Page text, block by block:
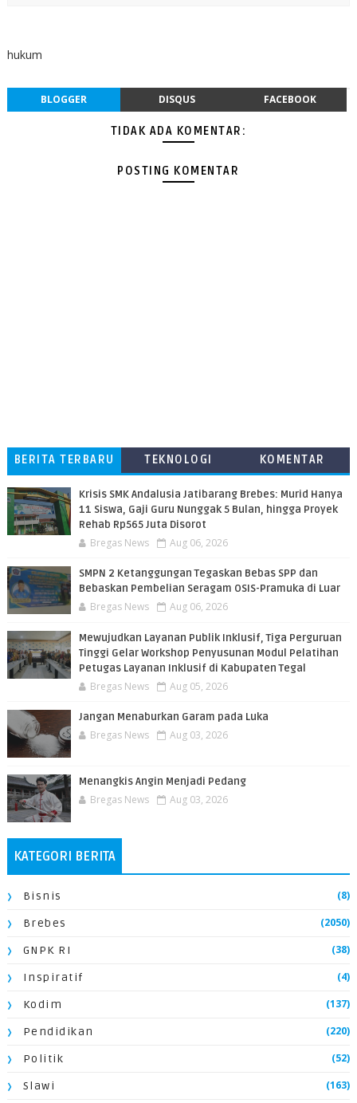
hukum
BLOGGER DISQUS FACEBOOK
TIDAK ADA KOMENTAR:
POSTING KOMENTAR
BERITA TERBARU TEKNOLOGI
KOMENTAR
Krisis SMK Andalusia Jatibarang Brebes: Murid Hanya
11 Siswa, Gaji Guru Nunggak 5 Bulan, hingga Proyek
Rehab Rp565 Juta Disorot
Bregas News Aug 06, 2026
SMPN 2 Ketanggungan Tegaskan Bebas SPP dan
Bebaskan Pembelian Seragam OSIS-Pramuka di Luar
Bregas News Aug 06, 2026
​Mewujudkan Layanan Publik Inklusif, Tiga Perguruan
Tinggi Gelar Workshop Penyusunan Modul Pelatihan
Petugas Layanan Inklusif di Kabupaten Tegal
Bregas News Aug 05, 2026
Jangan Menaburkan Garam pada Luka
Bregas News Aug 03, 2026
Menangkis Angin Menjadi Pedang
Bregas News Aug 03, 2026
KATEGORI BERITA
Bisnis (8)
Brebes (2050)
GNPK RI (38)
Inspiratif (4)
Kodim (137)
Pendidikan (220)
Politik (52)
Slawi (163)